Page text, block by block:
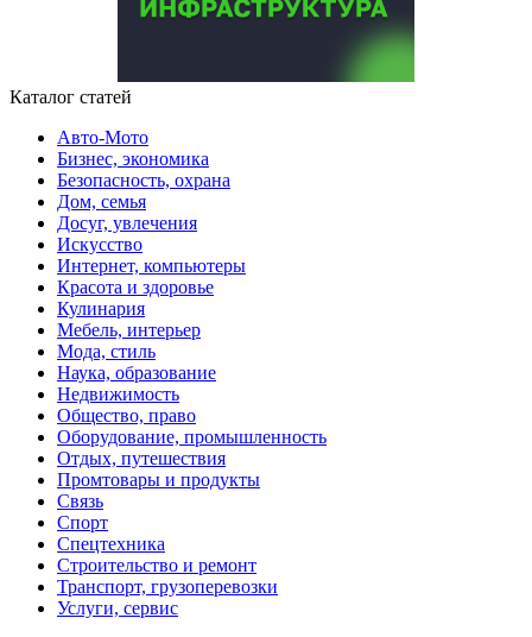
Каталог статей
Авто-Мото
Бизнес, экономика
Безопасность, охрана
Дом, семья
Досуг, увлечения
Искусство
Интернет, компьютеры
Красота и здоровье
Кулинария
Мебель, интерьер
Мода, стиль
Наука, образование
Недвижимость
Общество, право
Оборудование, промышленность
Отдых, путешествия
Промтовары и продукты
Связь
Спорт
Спецтехника
Строительство и ремонт
Транспорт, грузоперевозки
Услуги, сервис